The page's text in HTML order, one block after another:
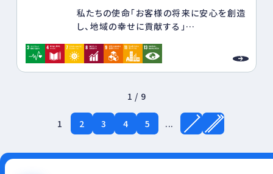
私たちの使命「お客様の将来に安心を創造
し、地域の幸せに貢献する」
れが保険ショップ岐阜が大切にしている使
命のひとつです。
1 / 9
1 2 3 4 5 ...